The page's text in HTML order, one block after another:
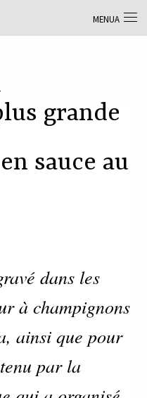
grande
sauce au
dans les
à champignons
ainsi que pour
par la
MENUA